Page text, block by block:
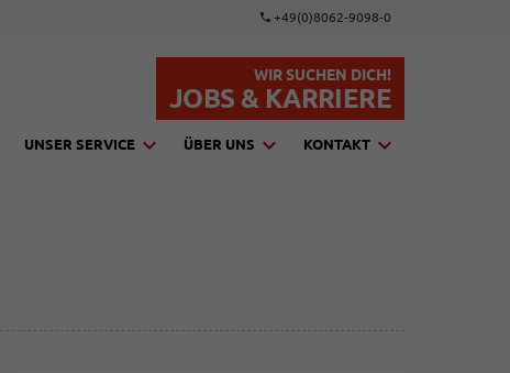
+49(0)8062-9098-0
WIR SUCHEN DICH!
JOBS & KARRIERE
UNSER SERVICE ÜBER UNS KONTAKT